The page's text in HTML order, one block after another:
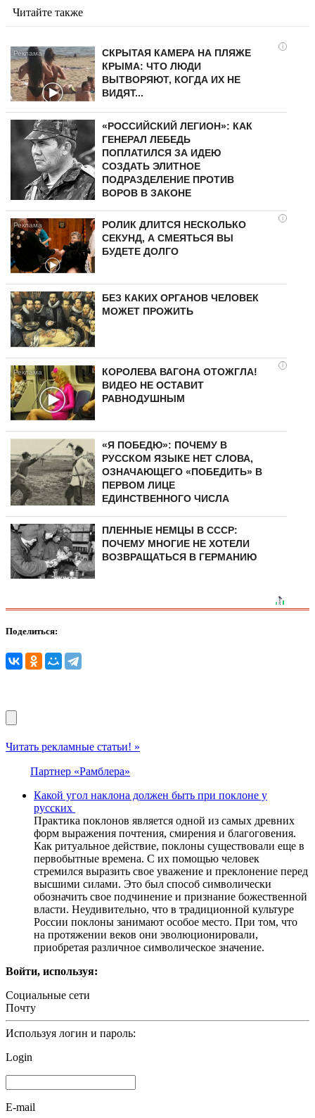
Читайте также
i
СКРЫТАЯ КАМЕРА НА ПЛЯЖЕ
КРЫМА: ЧТО ЛЮДИ
ВЫТВОРЯЮТ, КОГДА ИХ НЕ
ВИДЯТ...
«РОССИЙСКИЙ ЛЕГИОН»: КАК
ГЕНЕРАЛ ЛЕБЕДЬ
ПОПЛАТИЛСЯ ЗА ИДЕЮ
СОЗДАТЬ ЭЛИТНОЕ
ПОДРАЗДЕЛЕНИЕ ПРОТИВ
ВОРОВ В ЗАКОНЕ
i
РОЛИК ДЛИТСЯ НЕСКОЛЬКО
СЕКУНД, А СМЕЯТЬСЯ ВЫ
БУДЕТЕ ДОЛГО
БЕЗ КАКИХ ОРГАНОВ ЧЕЛОВЕК
МОЖЕТ ПРОЖИТЬ
i
КОРОЛЕВА ВАГОНА ОТОЖГЛА!
ВИДЕО НЕ ОСТАВИТ
РАВНОДУШНЫМ
«Я ПОБЕДЮ»: ПОЧЕМУ В
РУССКОМ ЯЗЫКЕ НЕТ СЛОВА,
ОЗНАЧАЮЩЕГО «ПОБЕДИТЬ» В
ПЕРВОМ ЛИЦЕ
ЕДИНСТВЕННОГО ЧИСЛА
ПЛЕННЫЕ НЕМЦЫ В СССР:
ПОЧЕМУ МНОГИЕ НЕ ХОТЕЛИ
ВОЗВРАЩАТЬСЯ В ГЕРМАНИЮ
Поделиться:
Читать рекламные статьи! »
Партнер «Рамблера»
Какой угол наклона должен быть при поклоне у
русских
Практика поклонов является одной из самых древних
форм выражения почтения, смирения и благоговения.
Как ритуальное действие, поклоны существовали еще в
первобытные времена. С их помощью человек
стремился выразить свое уважение и преклонение перед
высшими силами. Это был способ символически
обозначить свое подчинение и признание божественной
власти. Неудивительно, что в традиционной культуре
России поклоны занимают особое место. При том, что
на протяжении веков они эволюционировали,
приобретая различное символическое значение.
Войти, используя:
Социальные сети
Почту
Используя логин и пароль:
Login
E-mail